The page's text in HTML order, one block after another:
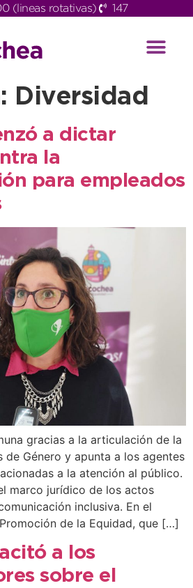
(lineas rotativas) 147
Diversidad
a dictar
la
para empleados
gracias a la articulación de la
de Género y apunta a los agentes
a la atención al público.
marco jurídico de los actos
inclusiva. En el
de la Equidad, que […]
a los
sobre el